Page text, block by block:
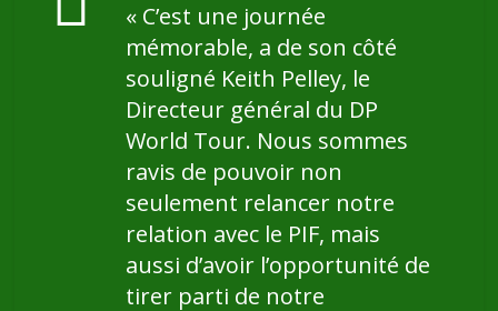
« C’est une journée
mémorable, a de son côté
souligné Keith Pelley, le
Directeur général du DP
World Tour. Nous sommes
ravis de pouvoir non
seulement relancer notre
relation avec le PIF, mais
aussi d’avoir l’opportunité de
tirer parti de notre